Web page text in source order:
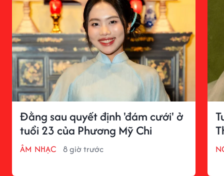
Đằng sau quyết định 'đám cưới' ở
tuổi 23 của Phương Mỹ Chi
ÂM NHẠC 8 giờ trước